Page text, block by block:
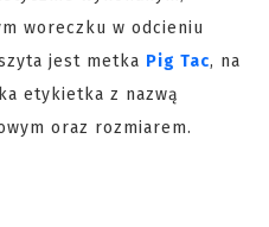
woreczku w odcieniu
jest metka Pig Tac, na
etykietka z nazwą
oraz rozmiarem.